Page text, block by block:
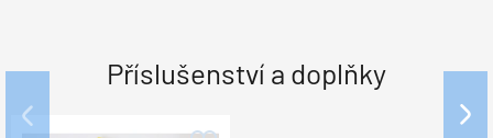
Příslušenství a doplňky